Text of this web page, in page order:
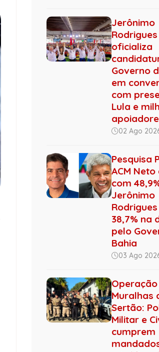
Jerônimo
Rodrigues
oficializa
Governo
em
com
Lula e
02 Ago
Pesquisa
ACM
com
Jerônimo
38,7% na
pelo
Bahia
03 Ago
Operação
Muralhas
Sertão:
Militar e
cumprem